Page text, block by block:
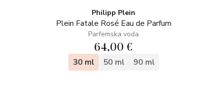
Philipp Plein
Plein Fatale Rosé Eau de Parfum
Parfemska voda
64,00 €
30 ml 50 ml 90 ml